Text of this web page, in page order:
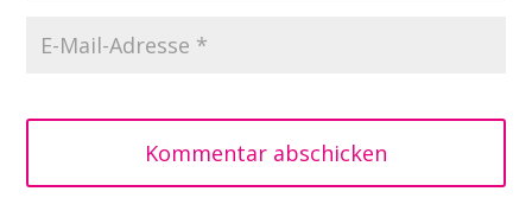
Kommentar abschicken